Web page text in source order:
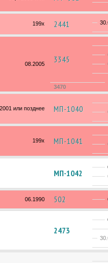
199х 2441
08.2005 3345
3470
2001 или позднее МП-1040
199х МП-1041
МП-1042
06.1990 502
2473